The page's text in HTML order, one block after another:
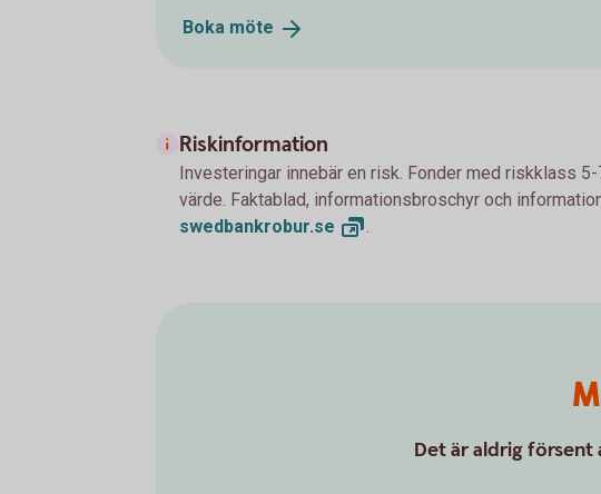
Boka möte
Riskinformation
Investeringar innebär en risk. Fonder med riskklass
värde. Faktablad, informationsbroschyr och
swedbankrobur.se
Det är aldrig försent